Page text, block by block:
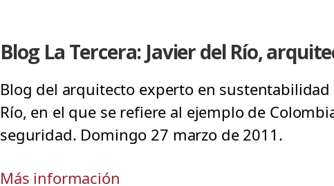
Blog La Tercera: Javier del Río,
Blog del arquitecto experto en sustentabilidad
Río, en el que se refiere al ejemplo de
seguridad. Domingo 27 marzo de 2011.
Más información